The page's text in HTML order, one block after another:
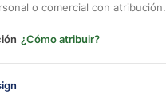
o comercial con atribución.
¿Cómo atribuir?